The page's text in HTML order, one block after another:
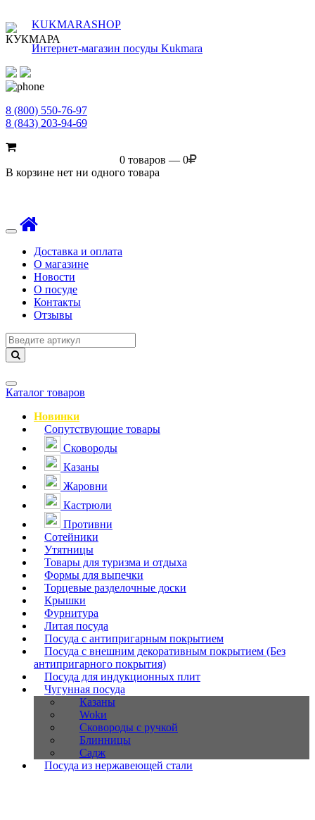
KUKMARASHOP
Интернет-магазин посуды Kukmara
8 (800) 550-76-97
8 (843) 203-94-69
0 товаров — 0
В корзине нет ни одного товара
Toggle
navigationДоставка и оплата
О магазине
Новости
О посуде
Контакты
Отзывы
Навигация
Каталог товаров
Новинки
Сопутствующие товары
Сковороды
Казаны
Жаровни
Кастрюли
Противни
Сотейники
Утятницы
Товары для туризма и отдыха
Формы для выпечки
Торцевые разделочные доски
Крышки
Фурнитура
Литая посуда
Посуда с антипригарным покрытием
Посуда с внешним декоративным покрытием (Без
антипригарного покрытия)
Посуда для индукционных плит
Чугунная посуда
Казаны
Wokи
Сковороды с ручкой
Блинницы
Садж
Посуда из нержавеющей стали